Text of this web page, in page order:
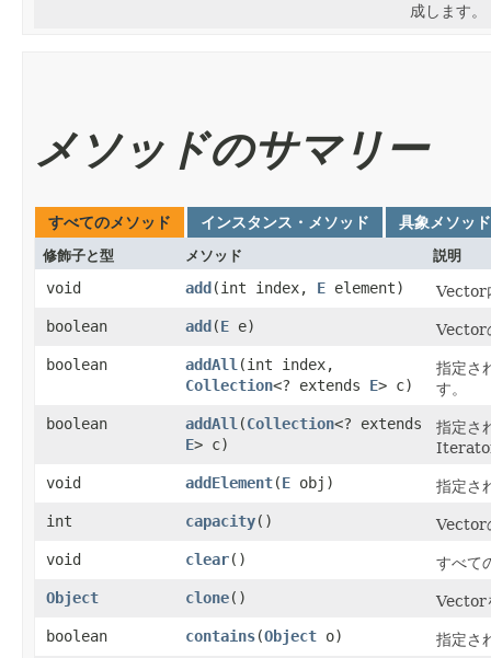
成します。
メソッドのサマリー
すべてのメソッド インスタンス・メソッド 具象メソッド
修飾子と型 メソッド 説明
void add​(int index, E element)
Vector
boolean
add​(E e)
Vector
boolean
addAll ​(int index,
Collection<? extends E> c)
指定さ
す。
boolean
addAll ​(Collection<? extends
E> c)
指定さ
Iterator
void
addElement​(E obj)
指定さ
int
capacity()
Vector
void
clear()
すべて
Object
clone()
Vector
boolean
contains​(Object o)
指定さ